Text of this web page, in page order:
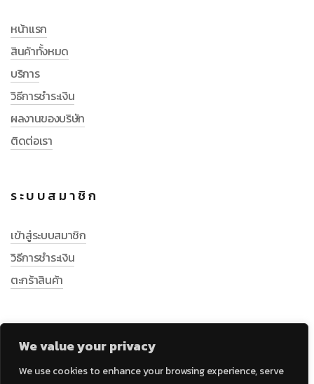
We value your privacy
We use cookies to enhance your browsing experience, serve
หน้าแรก
สินค้าทั้งหมด
บริการ
วิธีการชำระเงิน
ผลงานของบริษัท
ติดต่อเรา
ระบบสมาชิก
เข้าสู่ระบบสมาชิก
วิธีการชำระเงิน
ตะกร้าสินค้า